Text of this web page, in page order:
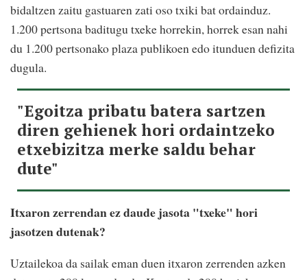
bidaltzen zaitu gastuaren zati oso txiki bat ordainduz.
1.200 pertsona baditugu txeke horrekin, horrek esan nahi
du 1.200 pertsonako plaza publikoen edo itunduen defizita
dugula.
"Egoitza pribatu batera sartzen
diren gehienek hori ordaintzeko
etxebizitza merke saldu behar
dute"
Itxaron zerrendan ez daude jasota "txeke" hori
jasotzen dutenak?
Uztailekoa da sailak eman duen itxaron zerrenden azken